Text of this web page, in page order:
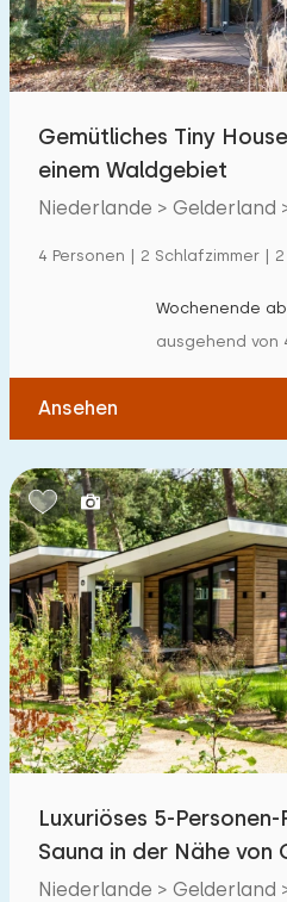
Entfernungen
Zum Meer(max. km):
Zum Wald(max. km):
5 10
1 2
Zu öffentlichen
0,2 0,5 1 2
Unterkunft
Nicht im Ferienpark
Im Ferienpark
Einfamilienhaus
Ferienbauernhof
Villa
Gemütliches Tiny
einem Waldgebiet
Niederlande > Gelderland
4 Personen | 2 Schlafzimmer |
Wochenende ab
ausgehend von
Ansehen
Luxuriöses 5-
Sauna in der Nähe von
Veluwe.
Niederlande > Gelderland